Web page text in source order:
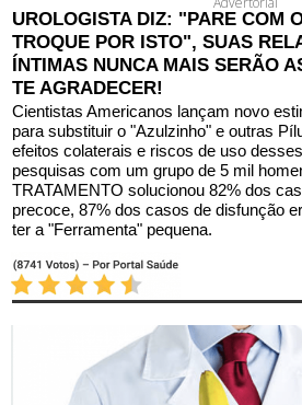
UROLOGISTA DIZ: "PARE COM
TROQUE POR ISTO", SUAS
ÍNTIMAS NUNCA MAIS SERÃO
TE AGRADECER!
Cientistas Americanos lançam novo
para substituir o "Azulzinho" e outras
efeitos colaterais e riscos de uso
pesquisas com um grupo de 5 mil
TRATAMENTO solucionou 82% dos
precoce, 87% dos casos de disfunção
ter a "Ferramenta" pequena.